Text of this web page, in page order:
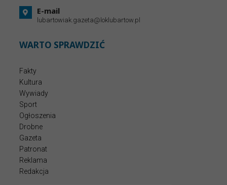
E-mail
lubartowiak.gazeta@loklubartow.pl
WARTO SPRAWDZIĆ
Fakty
Kultura
Wywiady
Sport
Ogłoszenia
Drobne
Gazeta
Patronat
Reklama
Redakcja